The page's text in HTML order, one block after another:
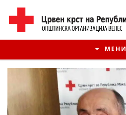
МЕНИ